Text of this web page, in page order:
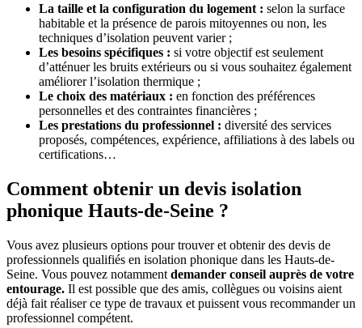
La taille et la configuration du logement : selon la surface
habitable et la présence de parois mitoyennes ou non, les
techniques d’isolation peuvent varier ;
Les besoins spécifiques : si votre objectif est seulement
d’atténuer les bruits extérieurs ou si vous souhaitez également
améliorer l’isolation thermique ;
Le choix des matériaux : en fonction des préférences
personnelles et des contraintes financières ;
Les prestations du professionnel : diversité des services
proposés, compétences, expérience, affiliations à des labels ou
certifications…
Comment obtenir un devis isolation
phonique Hauts-de-Seine ?
Vous avez plusieurs options pour trouver et obtenir des devis de
professionnels qualifiés en isolation phonique dans les Hauts-de-
Seine. Vous pouvez notamment demander conseil auprès de votre
entourage. Il est possible que des amis, collègues ou voisins aient
déjà fait réaliser ce type de travaux et puissent vous recommander un
professionnel compétent.